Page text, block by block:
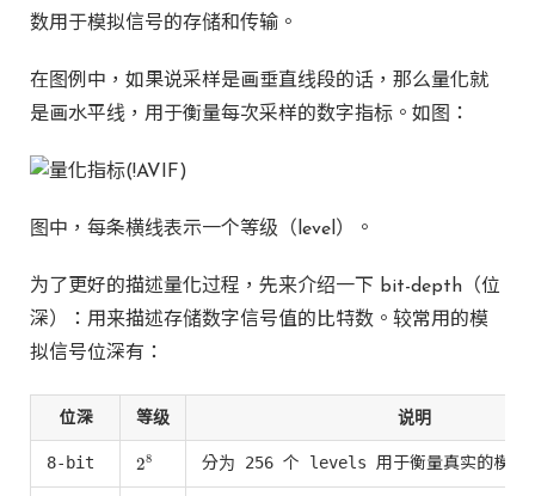
数用于模拟信号的存储和传输。
在图例中，如果说采样是画垂直线段的话，那么量化就
是画水平线，用于衡量每次采样的数字指标。如图：
图中，每条横线表示一个等级（level）。
为了更好的描述量化过程，先来介绍一下 bit-depth（位
深）：用来描述存储数字信号值的比特数。较常用的模
拟信号位深有：
位深 等级 说明
8-bit 28
28 分为 256 个 levels 用于衡量真实的模拟